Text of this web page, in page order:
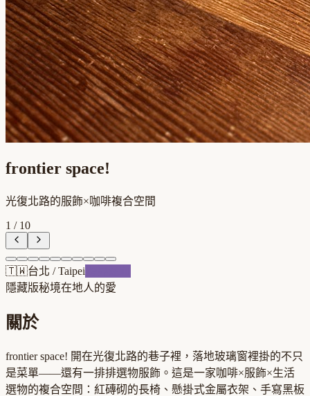
frontier space!
光復北路的服飾×咖啡複合空間
1 / 10
🇹🇼台北 /Taipei
隱藏版秘境在地人的愛
關於
frontier space! 開在光復北路的巷子裡，落地玻璃窗裡掛的不只
是菜單——還有一排排選物服飾。這是一家咖啡×服飾×生活
選物的複合空間：紅磚砌的長椅、懸掛式金屬衣架、手寫黑板